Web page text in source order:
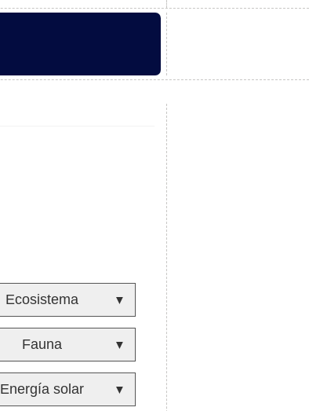
Ecosistema ▼
Fauna ▼
Energía solar ▼